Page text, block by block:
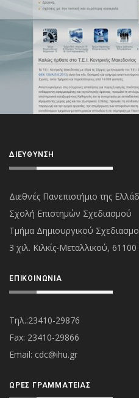
ΔΙΕΎΘΥΝΣΗ
Διεθνές Πανεπιστήμιο της
Σχολή Επιστημών Σχεδιασμού
Τμήμα Δημιουργικού
3 χιλ. Κιλκίς-Μεταλλικού, 61100
ΕΠΙΚΟΙΝΩΝΊΑ
Τηλ.:23410-29876
Fax: 23410-29866
Εmail: cdc@ihu.gr
ΏΡΕΣ ΓΡΑΜΜΑΤΕΊΑΣ